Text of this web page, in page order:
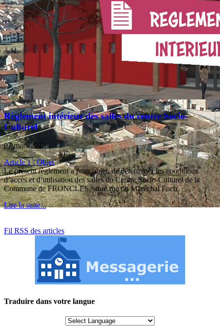
Règlement intérieur des salles du centre Socio-
Culturel
07 mars 2015
Article 1 : Objet
Le présent règlement a pour objet de déterminer les conditions
d’accès et d’utilisation des salles du Centre Socio-Culturel de la
Commune de FRONCLES, situé rue du Maréchal Foch.
Lire la suite...
Fil RSS des articles
Traduire dans votre langue